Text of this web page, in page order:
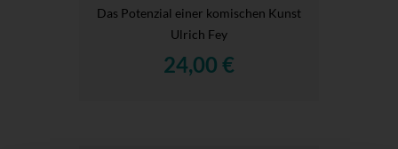
Das Potenzial einer komischen Kunst
Ulrich Fey
24,00 €